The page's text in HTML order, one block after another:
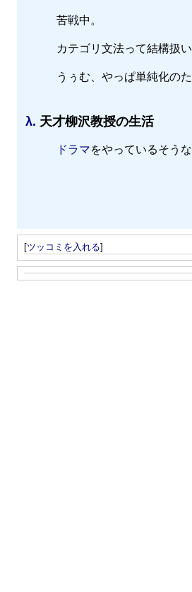
苦戦中。
カテゴリ文法って結構扱
うぅむ、やっぱ単純化の
λ. 天才柳沢教授の生活
ドラマをやっているそうな
[ツッコミを入れる]